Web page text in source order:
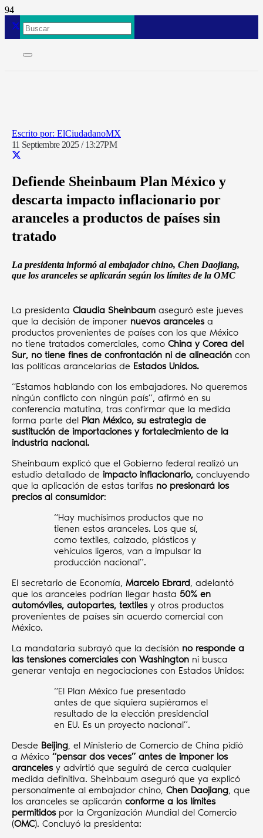
ElCiudadanoMX
11 Septiembre 2025 / 13:27PM
Defiende Sheinbaum Plan México y
descarta impacto inflacionario por
aranceles a productos de países sin
tratado
La presidenta informó al embajador chino, Chen Daojiang,
que los aranceles se aplicarán según los límites de la OMC
La presidenta Claudia Sheinbaum aseguró este jueves
que la decisión de imponer nuevos arancelesa
productos provenientes de países con los que México
no tiene tratados comerciales, como China y Corea del
Sur, no tiene fines de confrontación ni de alineación con
las políticas arancelarias de Estados Unidos.
“Estamos hablando con los embajadores. No queremos
ningún conflicto con ningún país”, afirmó en su
conferencia matutina, tras confirmar que la medida
forma parte del Plan México, su estrategia de
sustitución de importaciones y fortalecimiento de la
industria nacional.
Sheinbaum explicó que el Gobierno federal realizó un
estudio detallado de impacto inflacionario, concluyendo
que la aplicación de estas tarifas no presionará los
precios al consumidor:
“Hay muchísimos productos que no
tienen estos aranceles. Los que sí,
como textiles, calzado, plásticos y
vehículos ligeros, van a impulsar la
producción nacional”.
El secretario de Economía, Marcelo Ebrard, adelantó
que los aranceles podrían llegar hasta 50% en
automóviles, autopartes, textiles y otros productos
provenientes de países sin acuerdo comercial con
México.
La mandataria subrayó que la decisión no responde a
las tensiones comerciales con Washington ni busca
generar ventaja en negociaciones con Estados Unidos:
“El Plan México fue presentado
antes de que siquiera supiéramos el
resultado de la elección presidencial
en EU. Es un proyecto nacional”.
Desde Beijing, el Ministerio de Comercio de China pidió
a México “pensar dos veces” antes de imponer los
arancelesy advirtió que seguirá de cerca cualquier
medida definitiva. Sheinbaum aseguró que ya explicó
personalmente al embajador chino, Chen Daojiang, que
los aranceles se aplicarán conforme a los límites
permitidos por la Organización Mundial del Comercio
(OMC). Concluyó la presidenta: